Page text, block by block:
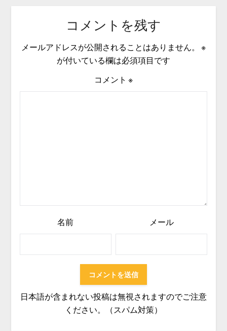
コメントを残す
メールアドレスが公開されることはありません。
※
が付いている欄は必須項目です
コメント ※
名前 メール
日本語が含まれない投稿は無視されますのでご注意
ください。（スパム対策）